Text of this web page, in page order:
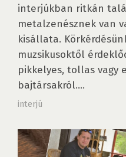
interjúkban ritkán
metalzenésznek van
kisállata.
muzsikusoktől
pikkelyes, tollas vagy
bajtársakról....
interjú